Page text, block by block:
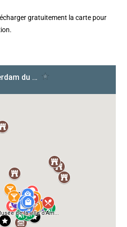
gratuitement la carte pour